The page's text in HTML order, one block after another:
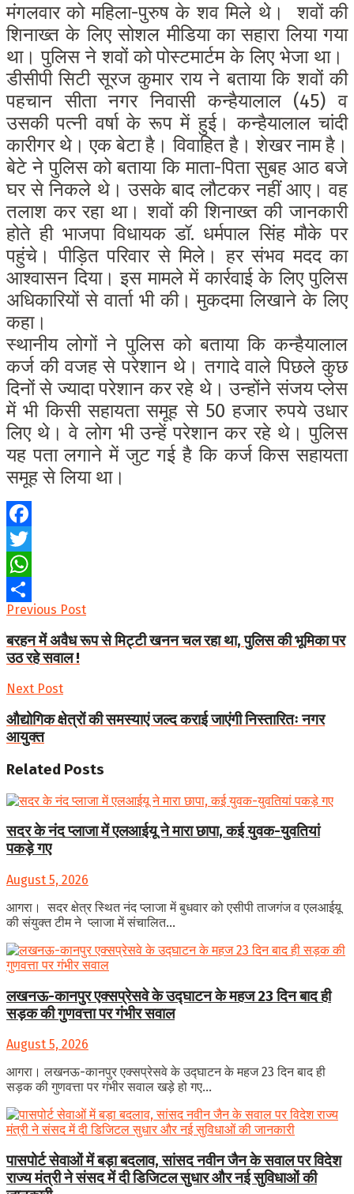
मंगलवार को महिला-पुरुष के शव मिले थे। शवों की
शिनाख्त के लिए सोशल मीडिया का सहारा लिया गया
था। पुलिस ने शवों को पोस्टमार्टम के लिए भेजा था।
डीसीपी सिटी सूरज कुमार राय ने बताया कि शवों की
पहचान सीता नगर निवासी कन्हैयालाल (45) व
उसकी पत्नी वर्षा के रूप में हुई। कन्हैयालाल चांदी
कारीगर थे। एक बेटा है। विवाहित है। शेखर नाम है।
बेटे ने पुलिस को बताया कि माता-पिता सुबह आठ बजे
घर से निकले थे। उसके बाद लौटकर नहीं आए। वह
तलाश कर रहा था। शवों की शिनाख्त की जानकारी
होते ही भाजपा विधायक डॉ. धर्मपाल सिंह मौके पर
पहुंचे। पीड़ित परिवार से मिले। हर संभव मदद का
आश्वासन दिया। इस मामले में कार्रवाई के लिए पुलिस
अधिकारियों से वार्ता भी की। मुकदमा लिखाने के लिए
कहा।
स्थानीय लोगों ने पुलिस को बताया कि कन्हैयालाल
कर्ज की वजह से परेशान थे। तगादे वाले पिछले कुछ
दिनों से ज्यादा परेशान कर रहे थे। उन्होंने संजय प्लेस
में भी किसी सहायता समूह से 50 हजार रुपये उधार
लिए थे। वे लोग भी उन्हें परेशान कर रहे थे। पुलिस
यह पता लगाने में जुट गई है कि कर्ज किस सहायता
समूह से लिया था।
Facebook
Twitter
WhatsApp
Share
Previous Post
बरहन में अवैध रूप से मिट्टी खनन चल रहा था, पुलिस की भूमिका पर
उठ रहे सवाल !
Next Post
औद्योगिक क्षेत्रों की समस्याएं जल्द कराई जाएंगी निस्तारितः नगर
आयुक्त
Related Posts
सदर के नंद प्लाजा में एलआईयू ने मारा छापा, कई युवक-युवतियां
पकड़े गए
August 5, 2026
आगरा। सदर क्षेत्र स्थित नंद प्लाजा में बुधवार को एसीपी ताजगंज व एलआईयू
की संयुक्त टीम ने प्लाजा में संचालित...
लखनऊ-कानपुर एक्सप्रेसवे के उद्घाटन के महज 23 दिन बाद ही
सड़क की गुणवत्ता पर गंभीर सवाल
August 5, 2026
आगरा। लखनऊ-कानपुर एक्सप्रेसवे के उद्घाटन के महज 23 दिन बाद ही
सड़क की गुणवत्ता पर गंभीर सवाल खड़े हो गए...
पासपोर्ट सेवाओं में बड़ा बदलाव, सांसद नवीन जैन के सवाल पर विदेश
राज्य मंत्री ने संसद में दी डिजिटल सुधार और नई सुविधाओं की